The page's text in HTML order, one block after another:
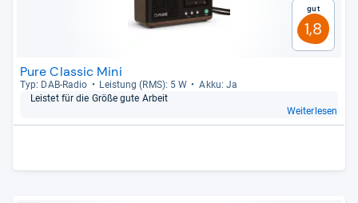
Gut
1,8
Pure Classic Mini
Typ: DAB-​Radio Leis­tung (RMS): 5 W
Akku: Ja
Leis­tet für die Größe gute Arbeit
Weiterlesen